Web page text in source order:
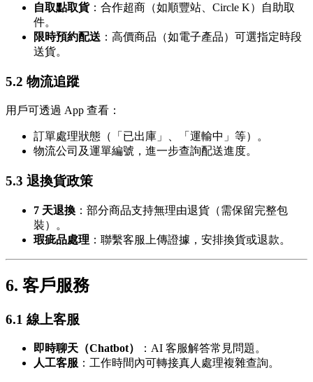
自取點取貨：合作超商（如順豐站、Circle K）自助取
件。
限時預約配送 ：高價商品（如電子產品）可選指定時段
送貨。
5.2 物流追蹤
用戶可透過 App 查看：
訂單處理狀態（「已出庫」、「運輸中」等）。
物流公司及運單編號，進一步查詢配送進度。
5.3 退換貨政策
7 天退換 ：部分商品支持無理由退貨（需保留完整包
裝）。
瑕疵品處理 ：聯繫客服上傳證據，安排換貨或退款。
6. 客戶服務
6.1 線上客服
即時聊天（Chatbot）
：AI 客服解答常見問題。
人工客服 ：工作時間內可轉接真人處理複雜查詢。